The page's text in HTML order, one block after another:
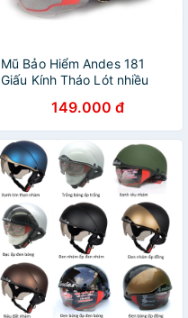
Mũ Bảo Hiểm Andes 181
Giấu Kính Tháo Lót nhiều
149.000 đ